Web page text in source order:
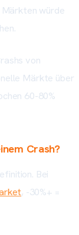
Märkten würde
von
Märkte über
60-80%
Crash?
Bei
, -30%+ =